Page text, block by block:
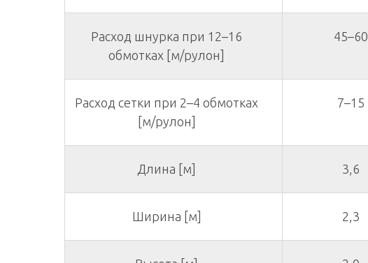
Расход шнурка при 12–16
обмотках [м/рулон]
45–60
Расход сетки при 2–4 обмотках
[м/рулон]
7–15
Длина [м] 3,6
Ширина [м] 2,3